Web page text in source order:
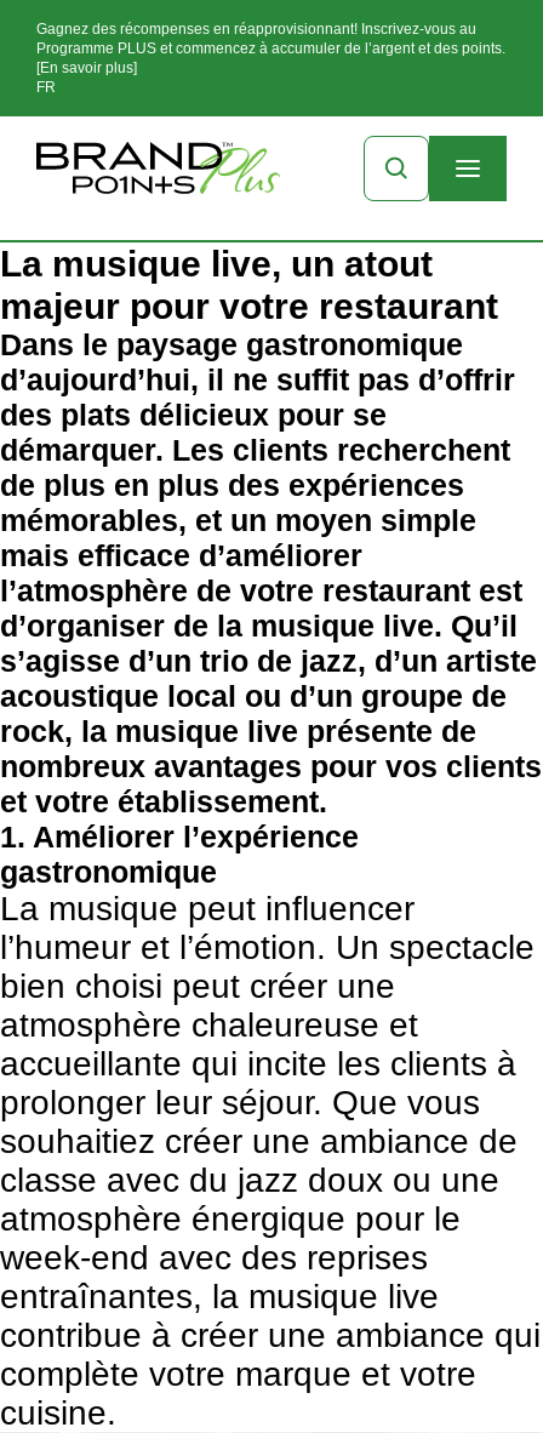
Gagnez des récompenses en réapprovisionnant! Inscrivez-vous au
Programme PLUS et commencez à accumuler de l’argent et des points.
[En savoir plus]
FR
La musique live, un atout
majeur pour votre restaurant
Dans le paysage gastronomique
d’aujourd’hui, il ne suffit pas d’offrir
des plats délicieux pour se
démarquer. Les clients recherchent
de plus en plus des expériences
mémorables, et un moyen simple
mais efficace d’améliorer
l’atmosphère de votre restaurant est
d’organiser de la musique live. Qu’il
s’agisse d’un trio de jazz, d’un artiste
acoustique local ou d’un groupe de
rock, la musique live présente de
nombreux avantages pour vos clients
et votre établissement.
1. Améliorer l’expérience
gastronomique
La musique peut influencer
l’humeur et l’émotion. Un spectacle
bien choisi peut créer une
atmosphère chaleureuse et
accueillante qui incite les clients à
prolonger leur séjour. Que vous
souhaitiez créer une ambiance de
classe avec du jazz doux ou une
atmosphère énergique pour le
week-end avec des reprises
entraînantes, la musique live
contribue à créer une ambiance qui
complète votre marque et votre
cuisine.